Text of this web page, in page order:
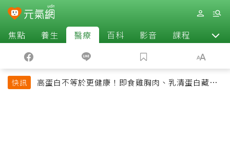
焦點 養生 醫療 百科 影音 課程 退休
快訊
高蛋白不等於更健康！即食雞胸肉、乳清蛋白藏陷